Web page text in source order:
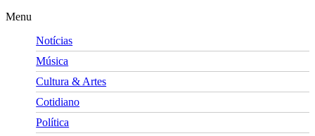
Menu
Notícias
Música
Cultura & Artes
Cotidiano
Política